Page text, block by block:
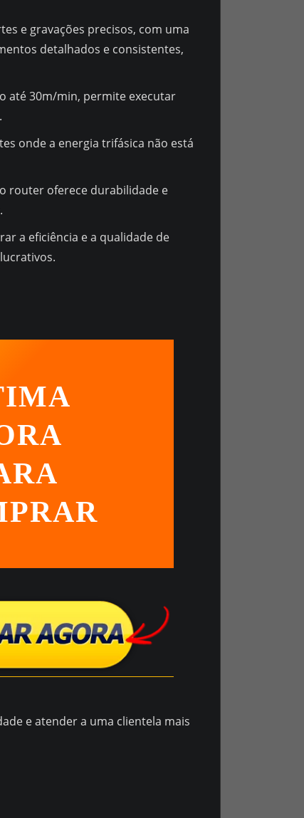
e gravações precisos, com uma
detalhados e consistentes,
até 30m/min, permite executar
onde a energia trifásica não está
router oferece durabilidade e
a eficiência e a qualidade de
e atender a uma clientela mais